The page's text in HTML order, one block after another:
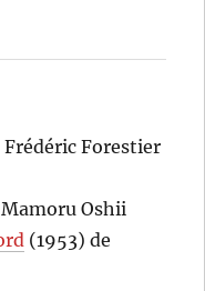
Forestier
Oshii
(1953) de